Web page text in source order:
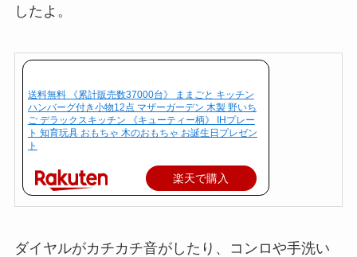
したよ。
送料無料 《累計販売数37000台》 ままごと キッチン
ハンバーグ付き小物12点 マザーガーデン 木製 野いち
ご デラックスキッチン 《キューティー柄》 IHプレー
ト 知育玩具 おもちゃ 木のおもちゃ お誕生日プレゼン
ト
楽天で購入
ダイヤルがカチカチ音がしたり、コンロや手洗い